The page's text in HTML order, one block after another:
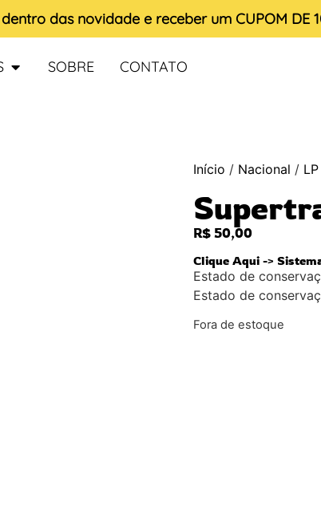
das novidade e receber um CUPOM DE
SOBRE CONTATO
Início / Nacional / LP
R$ 50,00
Clique Aqui ->
Estado de
Estado de
Fora de estoque